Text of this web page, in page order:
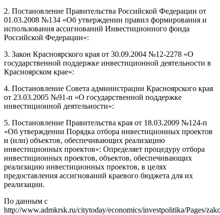
2. Постановление Правительства Российской Федерации от
01.03.2008 №134 «Об утверждении правил формирования и
использования ассигнований Инвестиционного фонда
Российской Федерации»:
3. Закон Красноярского края от 30.09.2004 №12-2278 «О
государственной поддержке инвестиционной деятельности в
Красноярском крае»:
4. Постановление Совета администрации Красноярского края
от 23.03.2005 №91-п «О государственной поддержке
инвестиционной деятельности»:
5. Постановление Правительства края от 18.03.2009 №124-п
«Об утверждении Порядка отбора инвестиционных проектов
и (или) объектов, обеспечивающих реализацию
инвестиционных проектов»: Определяет процедуру отбора
инвестиционных проектов, объектов, обеспечивающих
реализацию инвестиционных проектов, в целях
предоставления ассигнований краевого бюджета для их
реализации.
По данным с
http://www.admkrsk.ru/citytoday/economics/investpolitika/Pages/